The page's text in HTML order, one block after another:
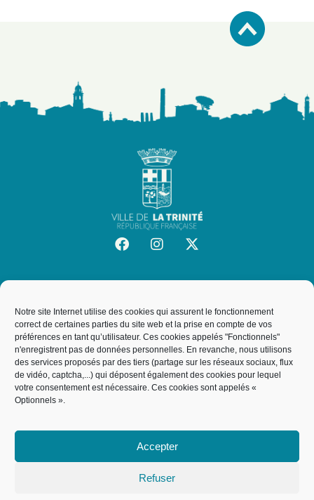
Notre site Internet utilise des cookies qui assurent le fonctionnement
correct de certaines parties du site web et la prise en compte de vos
préférences en tant qu’utilisateur. Ces cookies appelés "Fonctionnels"
n'enregistrent pas de données personnelles. En revanche, nous utilisons
des services proposés par des tiers (partage sur les réseaux sociaux, flux
de vidéo, captcha,...) qui déposent également des cookies pour lequel
votre consentement est nécessaire. Ces cookies sont appelés «
Optionnels ».
Accepter
Refuser
Mairie de la Trinité
19, rue de l'Hôtel de Ville, 06340, La Trinité
NOUS CONTACTER
04 93 27 64 00
MENTIONS LÉGALESPOLITIQUE DE COOKIES